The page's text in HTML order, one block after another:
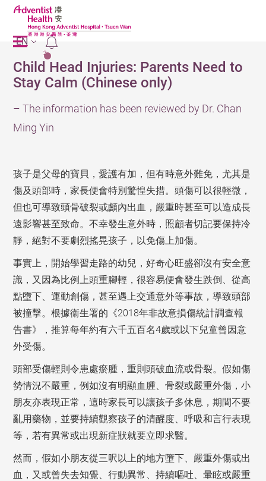
2
EN
Child Head Injuries: Parents Need to
Stay Calm (Chinese only)
– The information has been reviewed by Dr. Chan
Ming Yin
孩子是父母的寶貝，愛護有加，但有時意外難免，尤其是
傷及頭部時，家長便會特別驚惶失措。頭傷可以很輕微，
但也可導致頭骨破裂或顱內出血，嚴重時甚至可以造成長
遠影響甚至致命。不幸發生意外時，照顧者切記要保持冷
靜，絕對不要劇烈搖晃孩子，以免傷上加傷。
事實上，開始學習走路的幼兒，好奇心旺盛卻沒有安全意
識，又因為比例上頭重腳輕，很容易便會發生跌倒、從高
點墮下、運動創傷，甚至遇上交通意外等事故，導致頭部
被撞擊。根據衞生署的《2018年非故意損傷統計調查報
告書》，推算每年約有六千五百名4歲或以下兒童曾因意
外受傷。
頭部受傷輕則令患處瘀腫，重則頭破血流或骨裂。假如傷
勢情況不嚴重，例如沒有明顯血腫、骨裂或嚴重外傷，小
朋友亦表現正常，這時家長可以讓孩子多休息，期間不要
亂用藥物，並要持續觀察孩子的清醒度、呼吸和言行表現
等，若有異常或出現新症狀就要立即求醫。
然而，假如小朋友從三呎以上的地方墮下、嚴重外傷或出
血，又或曾失去知覺、行動異常、持續嘔吐、暈眩或嚴重